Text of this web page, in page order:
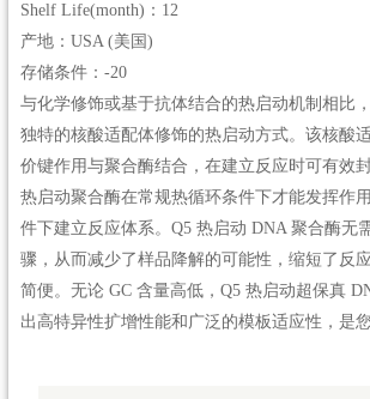
Shelf Life(month)：12
产地：USA (美国)
存储条件：-20
与化学修饰或基于抗体结合的热启动机制相比
独特的核酸适配体修饰的热启动方式。该核酸
价键作用与聚合酶结合，在建立反应时可有效
热启动聚合酶在常规热循环条件下才能发挥作
件下建立反应体系。Q5 热启动 DNA 聚合酶无
骤，从而减少了样品降解的可能性，缩短了反
简便。无论 GC 含量高低，Q5 热启动超保真
出高特异性扩增性能和广泛的模板适应性，是